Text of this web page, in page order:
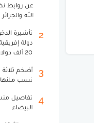
عن روابط
الله والجزائر
2
دولة
20 ألف دولار
3
أضخم
نسب ملئها
4
تفاصيل
البيضاء